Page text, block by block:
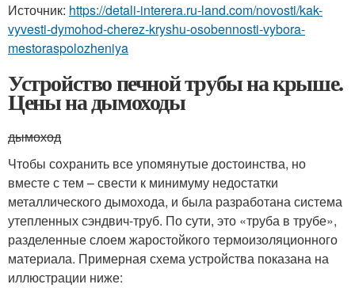
Источник: https://detali-interera.ru-land.com/novosti/kak-
vyvesti-dymohod-cherez-kryshu-osobennosti-vybora-
mestoraspolozheniya
Устройство печной трубы на крыше.
Цены на дымоходы
дымоход
Чтобы сохранить все упомянутые достоинства, но
вместе с тем – свести к минимуму недостатки
металлического дымохода, и была разработана система
утепленных сэндвич-труб. По сути, это «труба в трубе»,
разделенные слоем жаростойкого термоизоляционного
материала. Примерная схема устройства показана на
иллюстрации ниже: